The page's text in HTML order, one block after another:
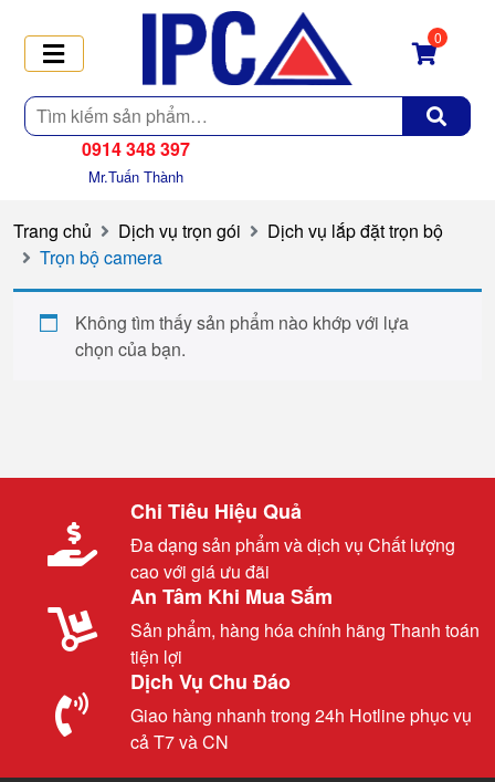
Tìm
kiếm
0
0914 348 397
Mr.Tuấn Thành
Trang chủ Dịch vụ trọn gói
Dịch vụ lắp đặt trọn bộ
Trọn bộ camera
Không tìm thấy sản phẩm nào khớp với lựa
chọn của bạn.
Chi Tiêu Hiệu Quả
Đa dạng sản phẩm và dịch vụ Chất lượng
cao với giá ưu đãi
An Tâm Khi Mua Sắm
Sản phẩm, hàng hóa chính hãng Thanh toán
tiện lợi
Dịch Vụ Chu Đáo
Giao hàng nhanh trong 24h Hotline phục vụ
cả T7 và CN